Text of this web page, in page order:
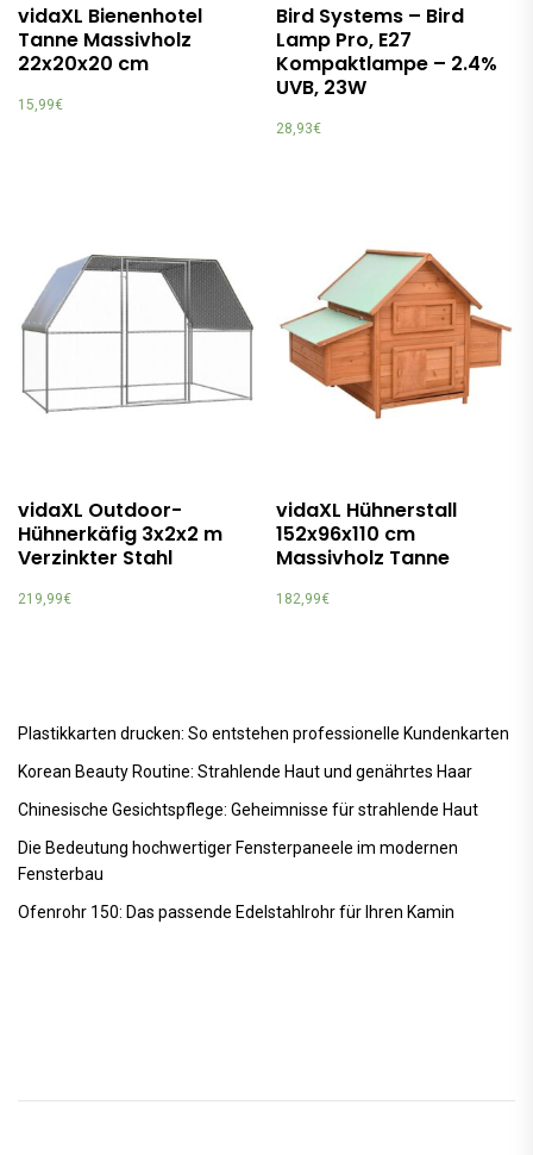
vidaXL Bienenhotel
Tanne Massivholz
22x20x20 cm
15,99€
Bird Systems – Bird
Lamp Pro, E27
Kompaktlampe – 2.4%
UVB, 23W
28,93€
vidaXL Outdoor-
Hühnerkäfig 3x2x2 m
Verzinkter Stahl
219,99€
vidaXL Hühnerstall
152x96x110 cm
Massivholz Tanne
182,99€
Plastikkarten drucken: So entstehen professionelle Kundenkarten
Korean Beauty Routine: Strahlende Haut und genährtes Haar
Chinesische Gesichtspflege: Geheimnisse für strahlende Haut
Die Bedeutung hochwertiger Fensterpaneele im modernen
Fensterbau
Ofenrohr 150: Das passende Edelstahlrohr für Ihren Kamin